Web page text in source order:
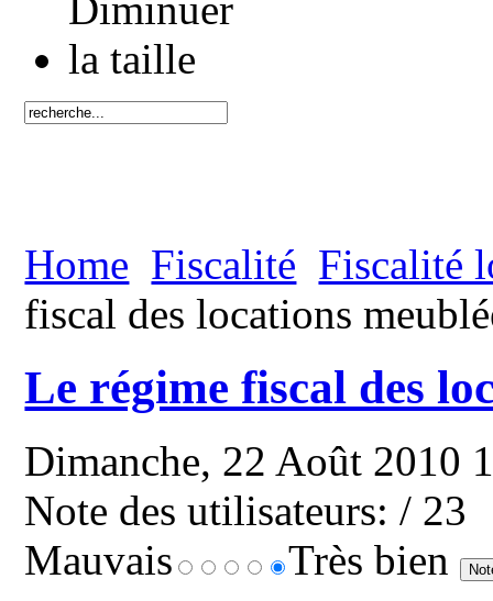
Home Fiscalité Fiscalité
fiscal des locations
Le régime fiscal des
Dimanche, 22 Août 2010
Note des utilisateurs: / 23
Mauvais
Très bien